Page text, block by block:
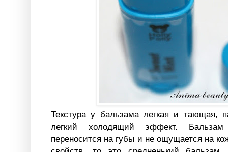
Текстура у бальзама легкая и тающая,
легкий холодящий эффект.
переносится на губы и не ощущается на